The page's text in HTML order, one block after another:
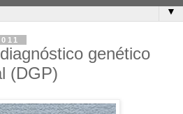
▼
genético
(DGP)